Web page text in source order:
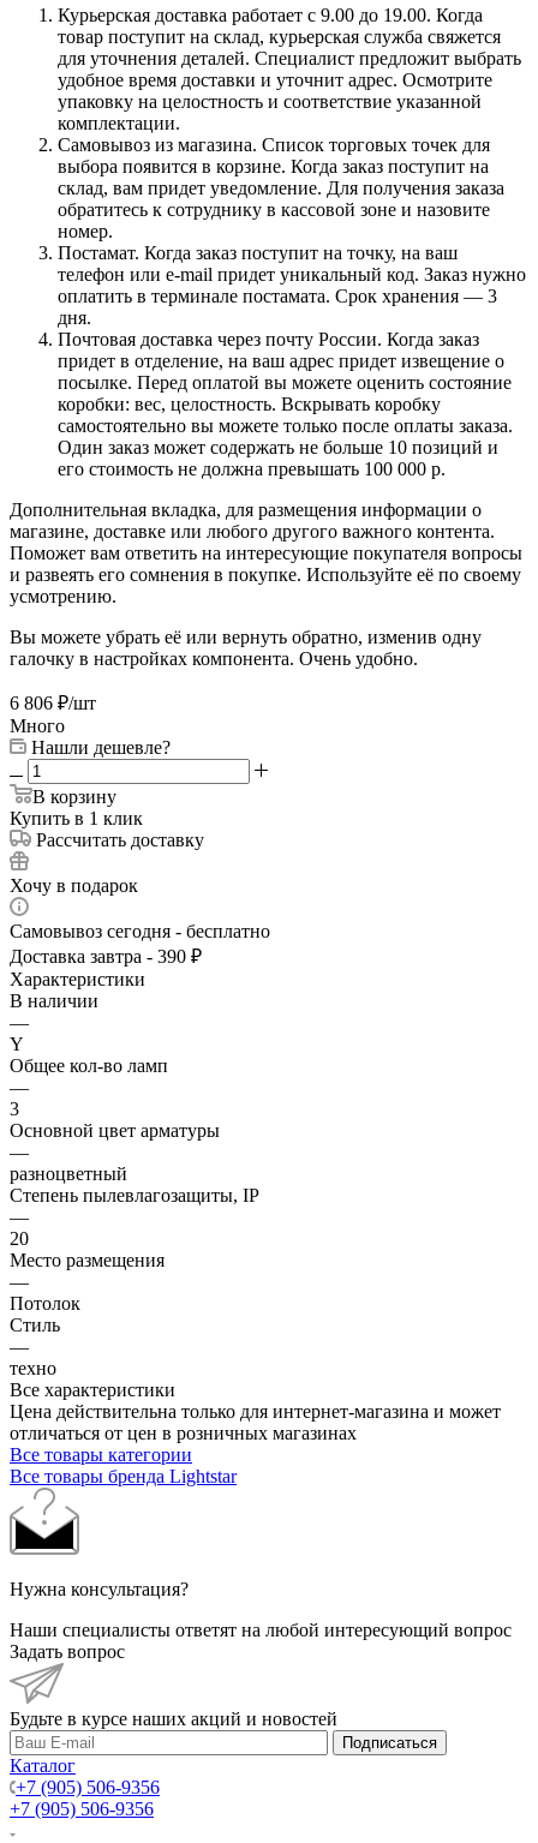
Курьерская доставка работает с 9.00 до 19.00. Когда
товар поступит на склад, курьерская служба свяжется
для уточнения деталей. Специалист предложит выбрать
удобное время доставки и уточнит адрес. Осмотрите
упаковку на целостность и соответствие указанной
комплектации.
Самовывоз из магазина. Список торговых точек для
выбора появится в корзине. Когда заказ поступит на
склад, вам придет уведомление. Для получения заказа
обратитесь к сотруднику в кассовой зоне и назовите
номер.
Постамат. Когда заказ поступит на точку, на ваш
телефон или e-mail придет уникальный код. Заказ нужно
оплатить в терминале постамата. Срок хранения — 3
дня.
Почтовая доставка через почту России. Когда заказ
придет в отделение, на ваш адрес придет извещение о
посылке. Перед оплатой вы можете оценить состояние
коробки: вес, целостность. Вскрывать коробку
самостоятельно вы можете только после оплаты заказа.
Один заказ может содержать не больше 10 позиций и
его стоимость не должна превышать 100 000 р.
Дополнительная вкладка, для размещения информации о
магазине, доставке или любого другого важного контента.
Поможет вам ответить на интересующие покупателя вопросы
и развеять его сомнения в покупке. Используйте её по своему
усмотрению.
Вы можете убрать её или вернуть обратно, изменив одну
галочку в настройках компонента. Очень удобно.
6 806 ₽/шт
Много
Нашли дешевле?
В корзину
Купить в 1 клик
Рассчитать доставку
Хочу в подарок
Самовывоз сегодня - бесплатно
Доставка завтра - 390 ₽
Характеристики
В наличии
—
Y
Общее кол-во ламп
—
3
Основной цвет арматуры
—
разноцветный
Степень пылевлагозащиты, IP
—
20
Место размещения
—
Потолок
Стиль
—
техно
Все характеристики
Цена действительна только для интернет-магазина и может
отличаться от цен в розничных магазинах
Все товары категории
Все товары бренда Lightstar
Нужна консультация?
Наши специалисты ответят на любой интересующий вопрос
Задать вопрос
Будьте в курсе наших акций и новостей
Подписаться
Каталог
+7 (905) 506-9356
+7 (905) 506-9356